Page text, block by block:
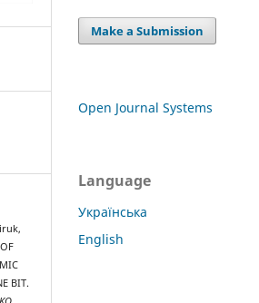
BIT.
Make a Submission
Open Journal Systems
Language
Українська
English